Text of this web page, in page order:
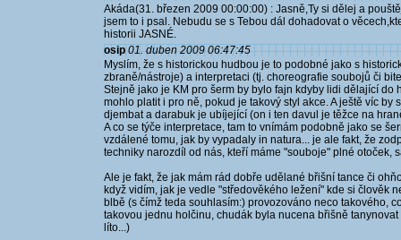
Akáda(31. březen 2009 00:00:00) : Jasně,Ty si dělej a
jsem to i psal. Nebudu se s Tebou dál dohadovat o
historii JASNÉ.
osip 01. duben 2009 06:47:45
Myslím, že s historickou hudbou je to podobné jako s
zbraně/nástroje) a interpretaci (tj. choreografie soubojů či
Stejně jako je KM pro šerm by bylo fajn kdyby lidi dělající
mohlo platit i pro ně, pokud je takový styl akce. A ještě víc
djembat a darabuk je ubíjející (on i ten davul je těžce na
A co se týče interpretace, tam to vnímám podobně jako se
vzdálené tomu, jak by vypadaly in natura... je ale fakt, že
techniky narozdíl od nás, kteří máme "souboje" plné otoček,
Ale je fakt, že jak mám rád dobře udělané břišní tance či
když vidím, jak je vedle "středověkého ležení" kde si člověk
blbě (s čímž teda souhlasím:) provozováno neco takového,
takovou jednu holčinu, chudák byla nucena břišně
líto...)